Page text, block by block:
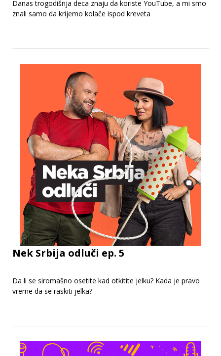
Danas trogodišnja deca znaju da koriste YouTube, a mi smo
znali samo da krijemo kolače ispod kreveta
Nek Srbija odluči ep. 5
Da li se siromašno osetite kad otkitite jelku? Kada je pravo
vreme da se raskiti jelka?